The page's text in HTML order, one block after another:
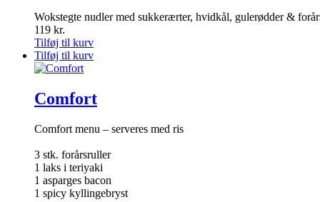
Wokstegte nudler med sukkerærter, hvidkål, gulerødder &
119 kr.
Tilføj til kurv
Tilføj til kurv
Comfort
Comfort menu – serveres med ris
3 stk. forårsruller
1 laks i teriyaki
1 asparges bacon
1 spicy kyllingebryst